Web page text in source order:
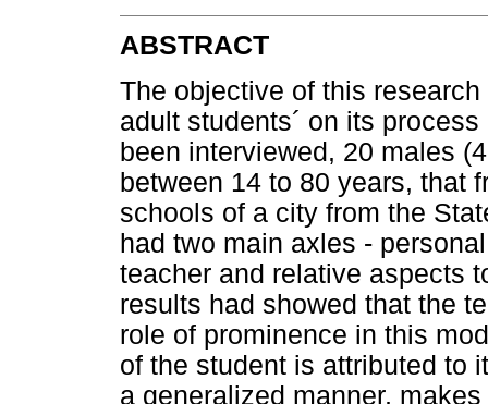
ABSTRACT
The objective of this
adult students´ on its
been interviewed, 20 males
between 14 to 80 years, that
schools of a city from the
had two main axles -
teacher and relative aspects
results had showed that the
role of prominence in this
of the student is attributed to
a generalized manner,